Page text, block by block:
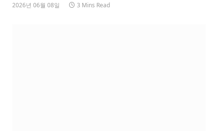
2026년 06월 08일 3 Mins Read